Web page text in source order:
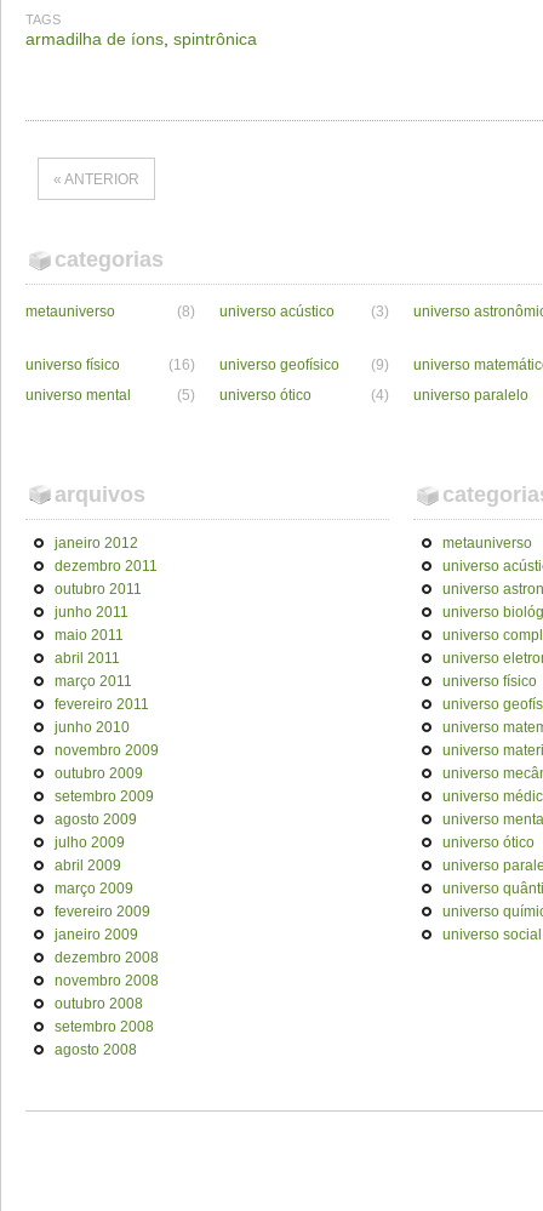
TAGS
armadilha de íons, spintrônica
« ANTERIOR
categorias
metauniverso (8) universo acústico (3) universo
universo físico (16) universo geofísico (9)
universo
universo mental
(5) universo ótico (4) universo paralelo
arquivos
janeiro 2012
dezembro 2011
outubro 2011
junho 2011
maio 2011
abril 2011
março 2011
fevereiro 2011
junho 2010
novembro 2009
outubro 2009
setembro 2009
agosto 2009
julho 2009
abril 2009
março 2009
fevereiro 2009
janeiro 2009
dezembro 2008
novembro 2008
outubro 2008
setembro 2008
agosto 2008
metauniverso
universo
universo
universo
universo
universo
universo físico
universo
universo
universo
universo
universo
universo
universo ótico
universo
universo
universo
universo social